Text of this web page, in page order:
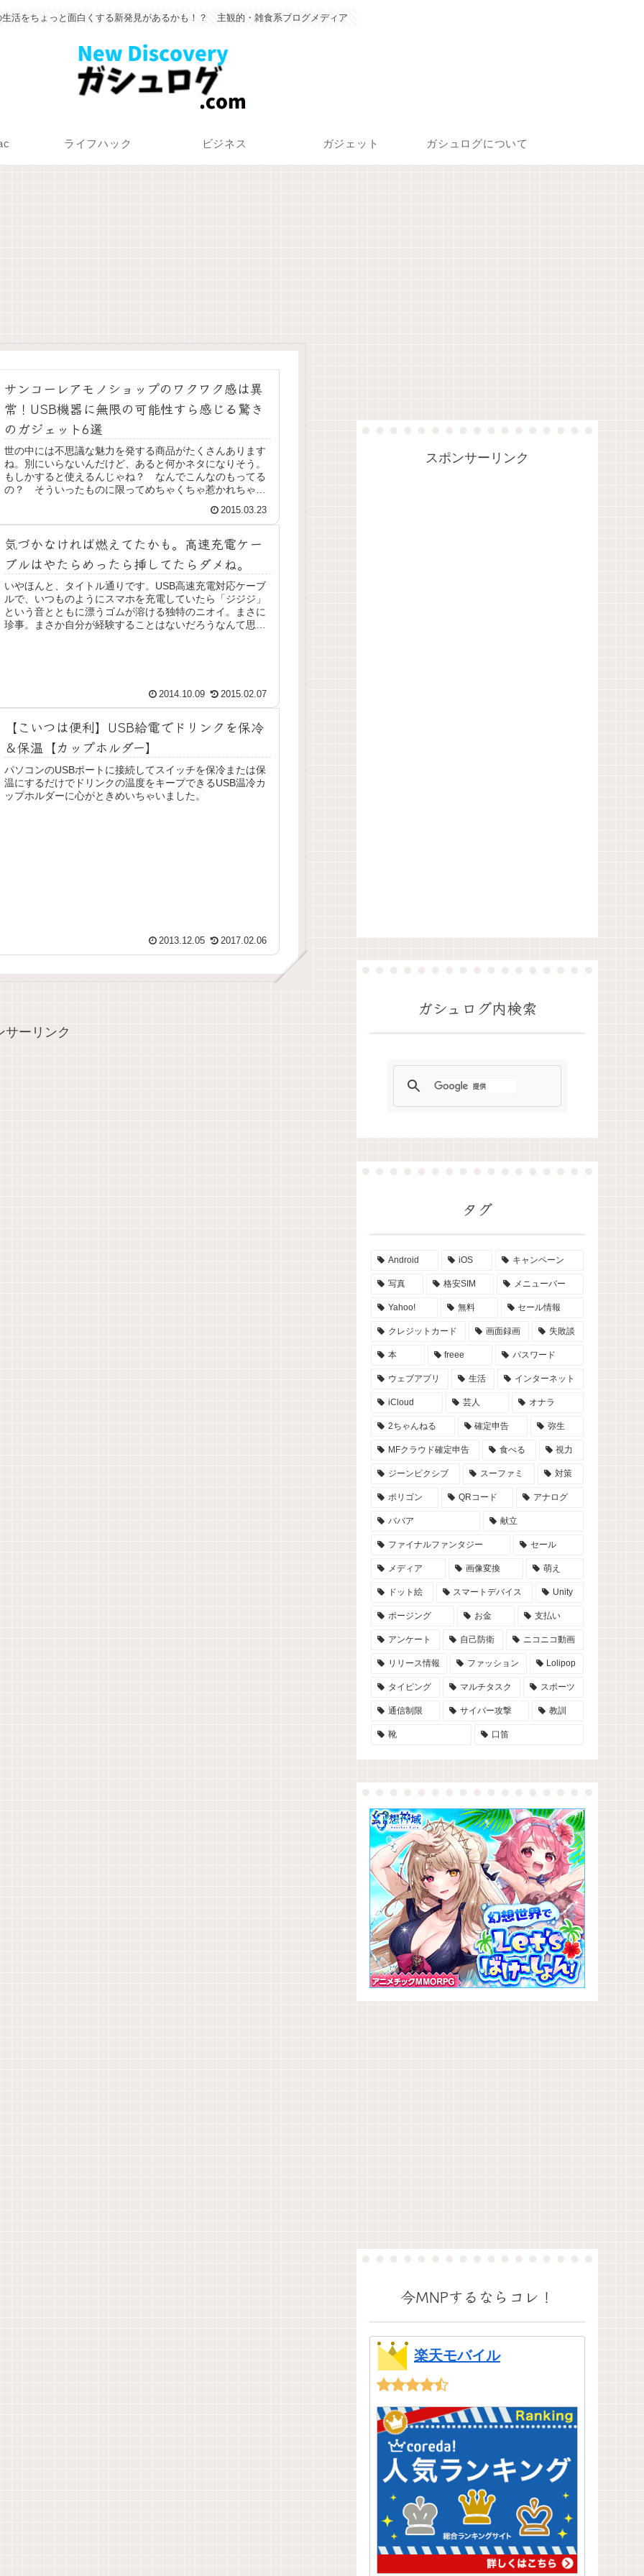
生活をちょっと面白くする新発見があるかも！？ 主観的・雑食系ブログメディア
ライフハック ビジネス ガジェット ガシュログについて
サンコーレアモノショップのワクワク感は異
常！USB機器に無限の可能性すら感じる驚き
のガジェット6選
世の中には不思議な魅力を発する商品がたくさんあります
ね。別にいらないんだけど、あると何かネタになりそう。
もしかすると使えるんじゃね？ なんでこんなのもってる
の？ そういったものに限ってめちゃくちゃ惹かれちゃっ
2015.03.23
気づかなければ燃えてたかも。高速充電ケー
ブルはやたらめったら挿してたらダメね。
いやほんと、タイトル通りです。USB高速充電対応ケーブ
ルで、いつものようにスマホを充電していたら「ジジジ」
という音とともに漂うゴムが溶ける独特のニオイ。まさに
珍事。まさか自分が経験することはないだろうなんて思っ
2014.10.09 2015.02.07
【こいつは便利】USB給電でドリンクを保冷
＆保温【カップホルダー】
パソコンのUSBポートに接続してスイッチを保冷または保
温にするだけでドリンクの温度をキープできるUSB温冷カ
ップホルダーに心がときめいちゃいました。
2013.12.05 2017.02.06
サーリンク
スポンサーリンク
ガシュログ内検索
タグ
Android iOS キャンペーン
写真 格安SIM メニューバー
Yahoo! 無料 セール情報
クレジットカード 画面録画 失敗談
本 freee パスワード
ウェブアプリ 生活 インターネット
iCloud 芸人 オナラ
2ちゃんねる 確定申告 弥生
MFクラウド確定申告 食べる 視力
ジーンピクシブ スーファミ 対策
ポリゴン QRコード アナログ
ババア 献立
ファイナルファンタジー セール
メディア 画像変換 萌え
ドット絵 スマートデバイス Unity
ポージング お金 支払い
アンケート 自己防衛 ニコニコ動画
リリース情報 ファッション Lolipop
タイピング マルチタスク スポーツ
通信制限 サイバー攻撃 教訓
靴 口笛
今MNPするならコレ！
楽天モバイル